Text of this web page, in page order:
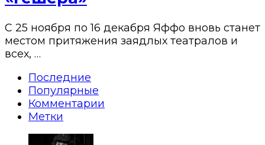
С 25 ноября по 16 декабря Яффо вновь станет
местом притяжения заядлых театралов и
всех, …
Последние
Популярные
Комментарии
Метки